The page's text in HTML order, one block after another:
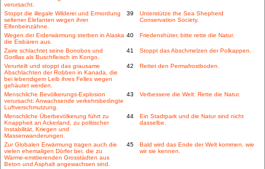
verursacht.
Stoppt die illegale Wilderei und Ermordung
seltener Elefanten wegen ihrer
Elfenbeinzähne.
39
Unterstütze the Sea Shepherd
Conservation Society.
Wegen der Erderwärmung sterben in Alaska
die Eisbären aus.
40 Friedenshüter, bitte rette die Natur.
Zaire schlachtet seine Bonobos und
Gorillas als Buschfleisch im Kongo.
41 Stoppt das Abschmelzen der Polkappen.
Verurteilt und stoppt das grausame
Abschlachten der Robben in Kanada, die
bei lebendigem Leib ihres Felles wegen
gehäutet werden.
42 Rettet den Permafrostboden.
Menschliche Bevölkerungs-Explosion
verursacht: Anwachsende verkehrsbedingte
Luftverschmutzung.
43 Verbessere die Welt: Rette die Natur.
Menschliche Überbevölkerung führt zu
Knappheit an Ackerland, zu politischer
Instabilität, Kriegen und
Massenwanderungen.
44
Ein Stadtpark und die Natur sind nicht
dasselbe.
Zur Globalen Erwärmung tragen auch die
vielen ehemaligen Dörfer bei, die zu
Wärme-emittierenden Grosstädten aus
Beton und Asphalt angewachsen sind.
45
Bald wird das Ende der Welt kommen, wie
wir sie kennen.